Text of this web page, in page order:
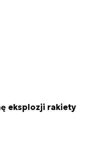
eksplozji rakiety